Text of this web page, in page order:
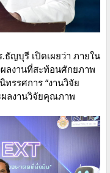
ญบุรี เปิดเผยว่า ภายใน
ลงานที่สะท้อนศักยภาพ
รรศการ “งานวิจัย
ผลงานวิจัยคุณภาพ